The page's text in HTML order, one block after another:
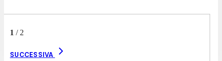
1 / 2
SUCCESSIVA